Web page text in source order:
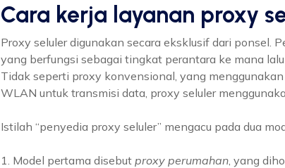
Cara kerja layanan proxy
Proxy seluler digunakan secara eksklusif dari ponsel.
yang berfungsi sebagai tingkat perantara ke mana
Tidak seperti proxy konvensional, yang
WLAN untuk transmisi data, proxy seluler
Istilah “penyedia proxy seluler” mengacu pada dua
1. Model pertama disebut proxy perumahan , yang